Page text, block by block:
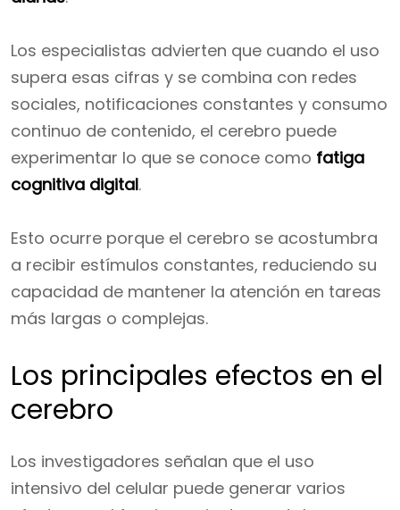
Los especialistas advierten que cuando el uso
supera esas cifras y se combina con redes
sociales, notificaciones constantes y consumo
continuo de contenido, el cerebro puede
experimentar lo que se conoce como fatiga
cognitiva digital.
Esto ocurre porque el cerebro se acostumbra
a recibir estímulos constantes, reduciendo su
capacidad de mantener la atención en tareas
más largas o complejas.
Los principales efectos en el
cerebro
Los investigadores señalan que el uso
intensivo del celular puede generar varios